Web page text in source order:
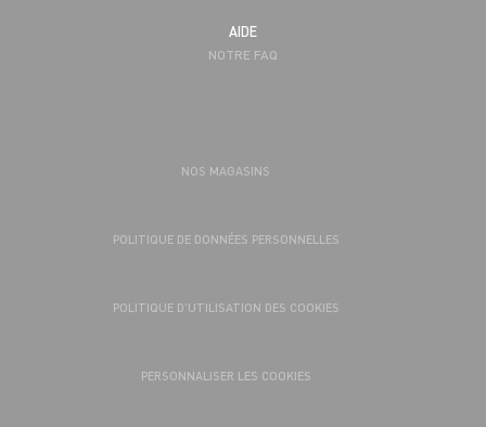
AIDE
NOTRE FAQ
NOS MAGASINS
POLITIQUE DE DONNÉES PERSONNELLES
POLITIQUE D’UTILISATION DES COOKIES
PERSONNALISER LES COOKIES